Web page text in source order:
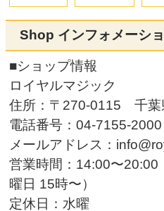
Shop インフォメーシ
■ショップ情報
ロイヤルマジック
住所：〒270-0115 千葉
電話番号：04-7155-2000
メールアドレス：
営業時間：14:00〜20:00
曜日 15時〜）
定休日：水曜